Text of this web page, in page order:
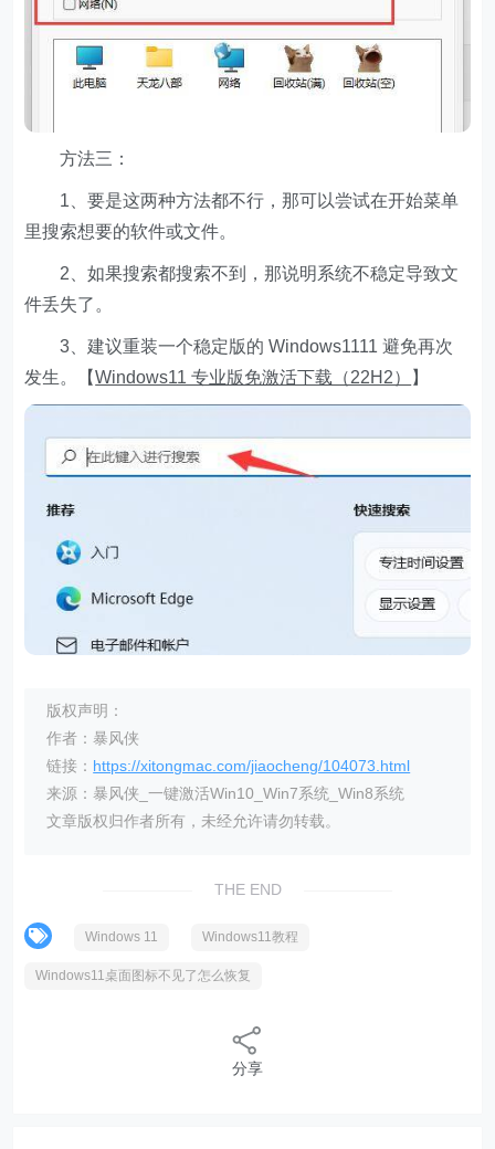
方法三：
1、要是这两种方法都不行，那可以尝试在开始菜单
里搜索想要的软件或文件。
2、如果搜索都搜索不到，那说明系统不稳定导致文
件丢失了。
3、建议重装一个稳定版的 Windows1111 避免再次
发生。【Windows11 专业版免激活下载（22H2） 】
版权声明：
作者：暴风侠
链接： https://xitongmac.com/jiaocheng/104073.html
来源：暴风侠_一键激活Win10_Win7系统_Win8系统
文章版权归作者所有，未经允许请勿转载。
THE END
Windows 11 Windows11教程
Windows11桌面图标不见了怎么恢复
分享